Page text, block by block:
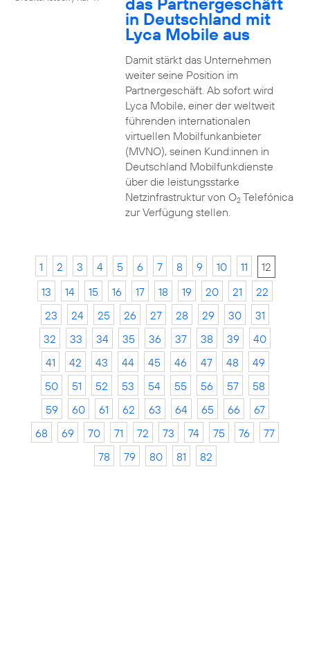
in Deutschland mit
Lyca Mobile aus
Damit stärkt das Unternehmen
weiter seine Position im
Partnergeschäft. Ab sofort wird
Lyca Mobile, einer der weltweit
führenden internationalen
virtuellen Mobilfunkanbieter
(MVNO), seinen Kund:innen in
Deutschland Mobilfunkdienste
über die leistungsstarke
Netzinfrastruktur von O2Telefónica
zur Verfügung stellen.
1 2 3 4 5 6 7 8 9 10 11
12
13
14 15 16 17 18 19 20 21
22
23
24 25 26 27 28 29 30
31
32
33 34 35 36 37 38 39
40
41
42 43 44 45 46 47 48
49
50
51 52 53 54 55 56 57
58
59
60 61 62 63 64 65 66
67
68
69 70 71 72 73 74 75 76
77
78
79 80 81 82